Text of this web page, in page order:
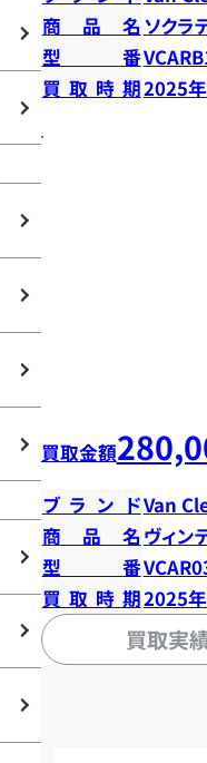
商品名 ソクラ
型番
買取時期2025
買取金額
ブランドVan
商品名 ヴィン
型番
買取時期2025
買取実